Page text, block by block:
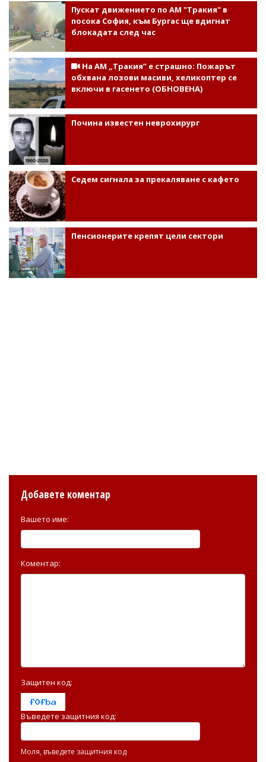
Пускат движението по АМ "Тракия" в
посока София, към Бургас ще вдигнат
блокадата след час
На АМ „Тракия” е страшно: Пожарът
обхвана лозови масиви, хеликоптер се
включи в гасенето (ОБНОВЕНА)
Почина известен неврохирург
Седем сигнала за прекаляване с кафето
Пенсионерите крепят цели сектори
Добавете коментар
Вашето име:
Коментар:
Защитен код:
Въведете защитния код:
Моля, въведете защитния код